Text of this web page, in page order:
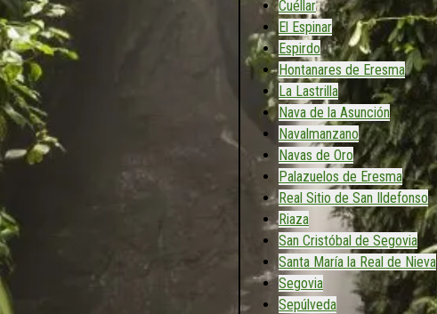
Cuéllar
El Espinar
Espirdo
Hontanares de Eresma
La Lastrilla
Nava de la Asunción
Navalmanzano
Navas de Oro
Palazuelos de Eresma
Real Sitio de San Ildefonso
Riaza
San Cristóbal de Segovia
Santa María la Real de Nieva
Segovia
Sepúlveda